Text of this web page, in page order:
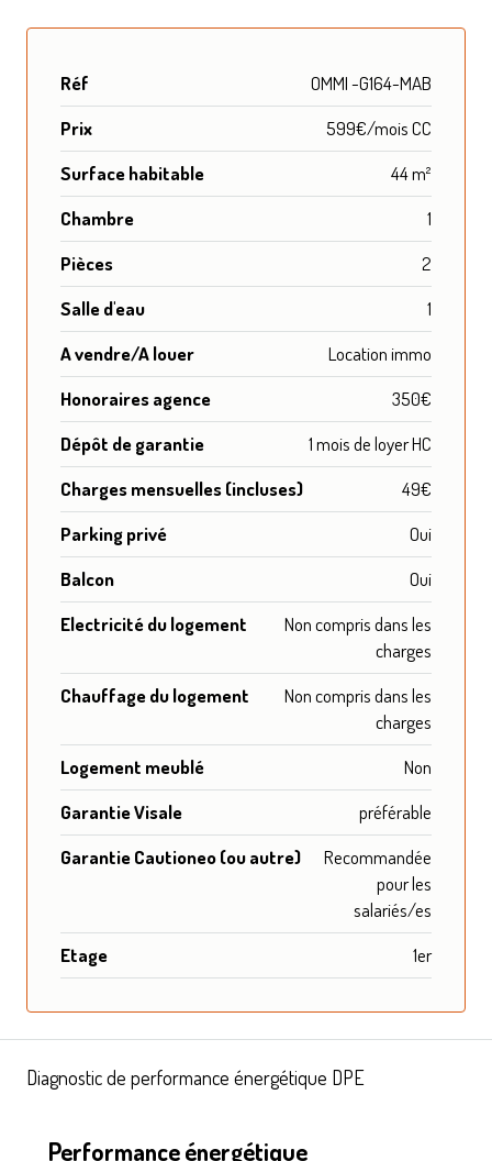
Réf
OMMI -G164-MAB
Prix
599€/mois CC
Surface habitable
44 m²
Chambre
1
Pièces
2
Salle d'eau
1
A vendre/A louer
Location immo
Honoraires agence
350€
Dépôt de garantie
1 mois de loyer HC
Charges mensuelles (incluses)
49€
Parking privé
Oui
Balcon
Oui
Electricité du logement
Non compris dans les
charges
Chauffage du logement
Non compris dans les
charges
Logement meublé
Non
Garantie Visale
préférable
Garantie Cautioneo (ou autre)
Recommandée
pour les
salariés/es
Etage
1er
Diagnostic de performance énergétique DPE
Performance énergétique